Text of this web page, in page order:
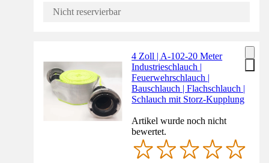
Nicht reservierbar
4 Zoll | A-102-20 Meter
Industrieschlauch |
Feuerwehrschlauch |
Bauschlauch | Flachschlauch |
Schlauch mit Storz-Kupplung
Artikel wurde noch nicht
bewertet.